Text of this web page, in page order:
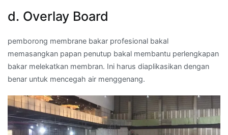
d. Overlay Board
pemborong membrane bakar profesional bakal
memasangkan papan penutup bakal membantu perlengkapan
bakar melekatkan membran. Ini harus diaplikasikan dengan
benar untuk mencegah air menggenang.